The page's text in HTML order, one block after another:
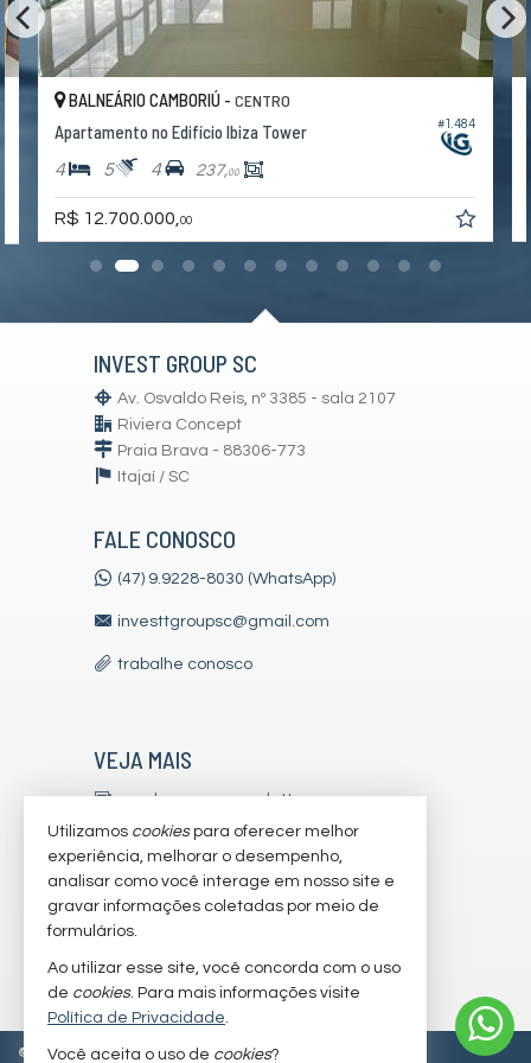
#1.484
BALNEÁRIO CAMBORIÚ - CENTRO
Apartamento no Edifício Ibiza Tower
4 5 4 237,00
R$ 12.700.000, 00
INVEST GROUP SC
Av. Osvaldo Reis, nº 3385 - sala 2107
Riviera Concept
Praia Brava - 88306-773
Itajaí / SC
FALE CONOSCO
(47) 9.9228-8030 (WhatsApp)
investtgroupsc@gmail.com
trabalhe conosco
VEJA MAIS
receba nosso newsletter
indicadores financeiros
cadastre seu imóvel
imóveis favoritos
mapa de imóveis
© 2026 CRECI/SC 7179-J Política de Privacidade
Utilizamos cookiespara oferecer melhor
experiência, melhorar o desempenho,
analisar como você interage em nosso site e
gravar informações coletadas por meio de
formulários.
Ao utilizar esse site, você concorda com o uso
de cookies. Para mais informações visite
Política de Privacidade.
Você aceita o uso de cookies?